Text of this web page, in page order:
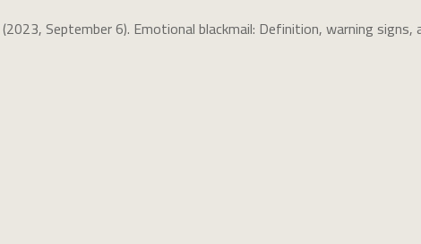
September 6). Emotional blackmail: Definition, warning signs,